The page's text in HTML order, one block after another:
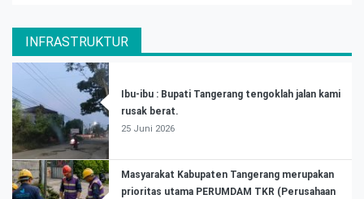
INFRASTRUKTUR
Ibu-ibu : Bupati Tangerang tengoklah jalan kami
rusak berat.
25 Juni 2026
Masyarakat Kabupaten Tangerang merupakan
prioritas utama PERUMDAM TKR (Perusahaan